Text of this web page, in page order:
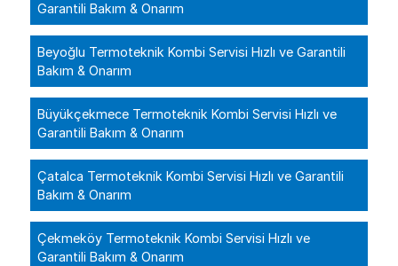
Garantili Bakım & Onarım
Beyoğlu Termoteknik Kombi Servisi Hızlı ve Garantili
Bakım & Onarım
Büyükçekmece Termoteknik Kombi Servisi Hızlı ve
Garantili Bakım & Onarım
Çatalca Termoteknik Kombi Servisi Hızlı ve Garantili
Bakım & Onarım
Çekmeköy Termoteknik Kombi Servisi Hızlı ve
Garantili Bakım & Onarım